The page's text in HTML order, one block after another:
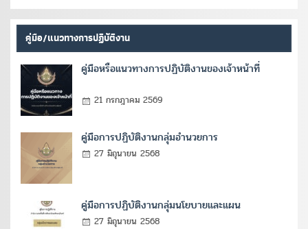
คู่มือ/แนวทางการปฏิบัติงาน
คู่มือหรือแนวทางการปฏิบัติงานของเจ้าหน้าที่
21 กรกฎาคม 2569
คู่มือการปฏิบัติงานกลุ่มอำนวยการ
27 มิถุนายน 2568
คู่มือการปฏิบัติงานกลุ่มนโยบายและแผน
27 มิถุนายน 2568